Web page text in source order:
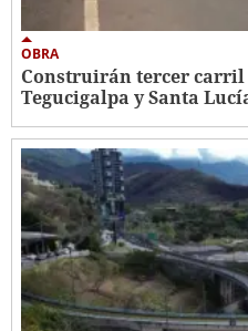
OBRA
Construirán tercer
Tegucigalpa y Santa